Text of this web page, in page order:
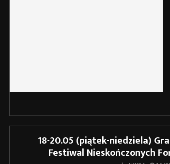
18-20.05 (piątek-niedziela)
Festiwal Nieskończonych